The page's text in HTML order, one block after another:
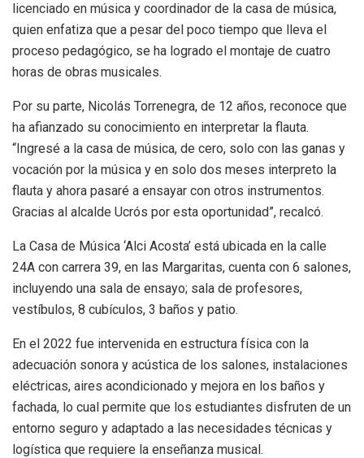
licenciado en música y coordinador de la casa de música,
quien enfatiza que a pesar del poco tiempo que lleva el
proceso pedagógico, se ha logrado el montaje de cuatro
horas de obras musicales.
Por su parte, Nicolás Torrenegra, de 12 años, reconoce que
ha afianzado su conocimiento en interpretar la flauta.
“Ingresé a la casa de música, de cero, solo con las ganas y
vocación por la música y en solo dos meses interpreto la
flauta y ahora pasaré a ensayar con otros instrumentos.
Gracias al alcalde Ucrós por esta oportunidad”, recalcó.
La Casa de Música ‘Alci Acosta’ está ubicada en la calle
24A con carrera 39, en las Margaritas, cuenta con 6 salones,
incluyendo una sala de ensayo; sala de profesores,
vestíbulos, 8 cubículos, 3 baños y patio.
En el 2022 fue intervenida en estructura física con la
adecuación sonora y acústica de los salones, instalaciones
eléctricas, aires acondicionado y mejora en los baños y
fachada, lo cual permite que los estudiantes disfruten de un
entorno seguro y adaptado a las necesidades técnicas y
logística que requiere la enseñanza musical.